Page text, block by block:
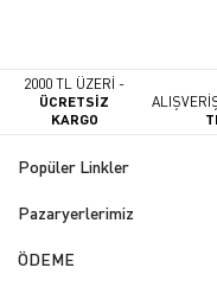
2000 TL ÜZERİ -
ÜCRETSİZ
KARGO
Popüler Linkler
Pazaryerlerimiz
ÖDEME